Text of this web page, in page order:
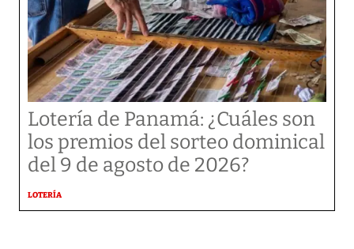
Lotería de Panamá: ¿Cuáles son
los premios del sorteo dominical
del 9 de agosto de 2026?
LOTERÍA